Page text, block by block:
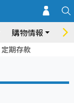
購物情報 飲
定期存款